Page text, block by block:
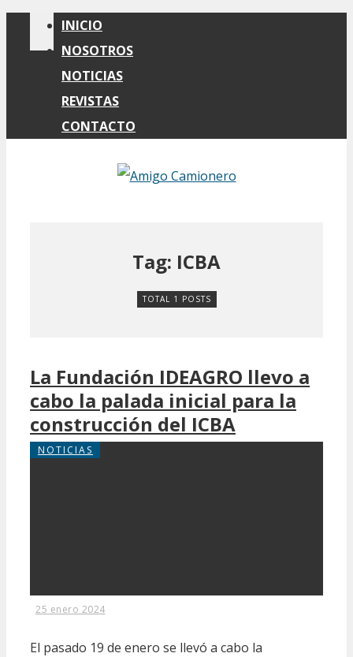
INICIO
NOSOTROS
NOTICIAS
REVISTAS
CONTACTO
Tag: ICBA
TOTAL 1 POSTS
La Fundación IDEAGRO llevo a
cabo la palada inicial para la
construcción del ICBA
NOTICIAS
25 enero 2024
El pasado 19 de enero se llevó a cabo la